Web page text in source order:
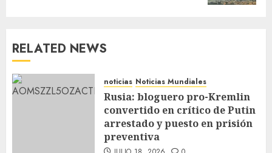
RELATED NEWS
noticias Noticias Mundiales
Rusia: bloguero pro-Kremlin
convertido en crítico de Putin
arrestado y puesto en prisión
preventiva